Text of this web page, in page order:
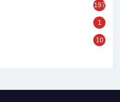
197
1
10